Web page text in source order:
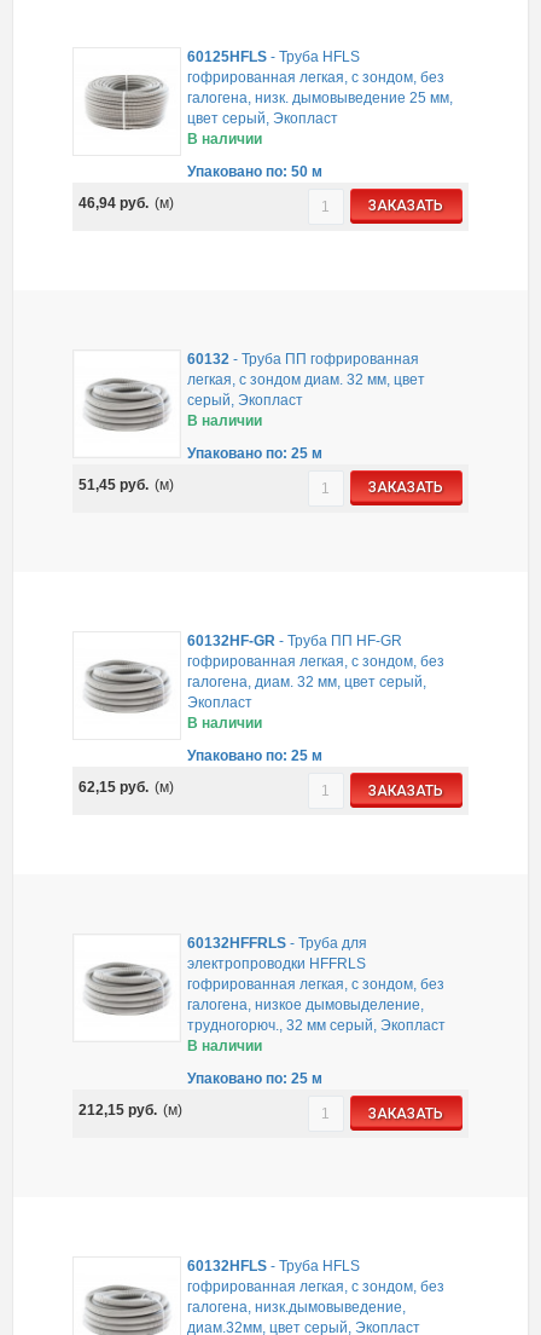
60125HFLS -Труба HFLS
гофрированная легкая, с зондом, без
галогена, низк. дымовыведение 25 мм,
цвет серый, Экопласт
В наличии
Упаковано по: 50 м
46,94руб. (м) ЗАКАЗАТЬ
60132 -Труба ПП гофрированная
легкая, с зондом диам. 32 мм, цвет
серый, Экопласт
В наличии
Упаковано по: 25 м
51,45руб. (м) ЗАКАЗАТЬ
60132HF-GR -Труба ПП HF-GR
гофрированная легкая, с зондом, без
галогена, диам. 32 мм, цвет серый,
Экопласт
В наличии
Упаковано по: 25 м
62,15руб. (м) ЗАКАЗАТЬ
60132HFFRLS -Труба для
электропроводки HFFRLS
гофрированная легкая, с зондом, без
галогена, низкое дымовыделение,
трудногорюч., 32 мм серый, Экопласт
В наличии
Упаковано по: 25 м
212,15руб. (м) ЗАКАЗАТЬ
60132HFLS -Труба HFLS
гофрированная легкая, с зондом, без
галогена, низк.дымовыведение,
диам.32мм, цвет серый, Экопласт